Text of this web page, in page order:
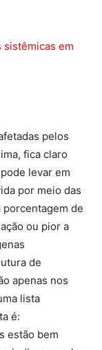
em
pelos
fica claro
levar em
por meio das
porcentagem de
ou pior a
de
apenas nos
lista
é:
estão bem